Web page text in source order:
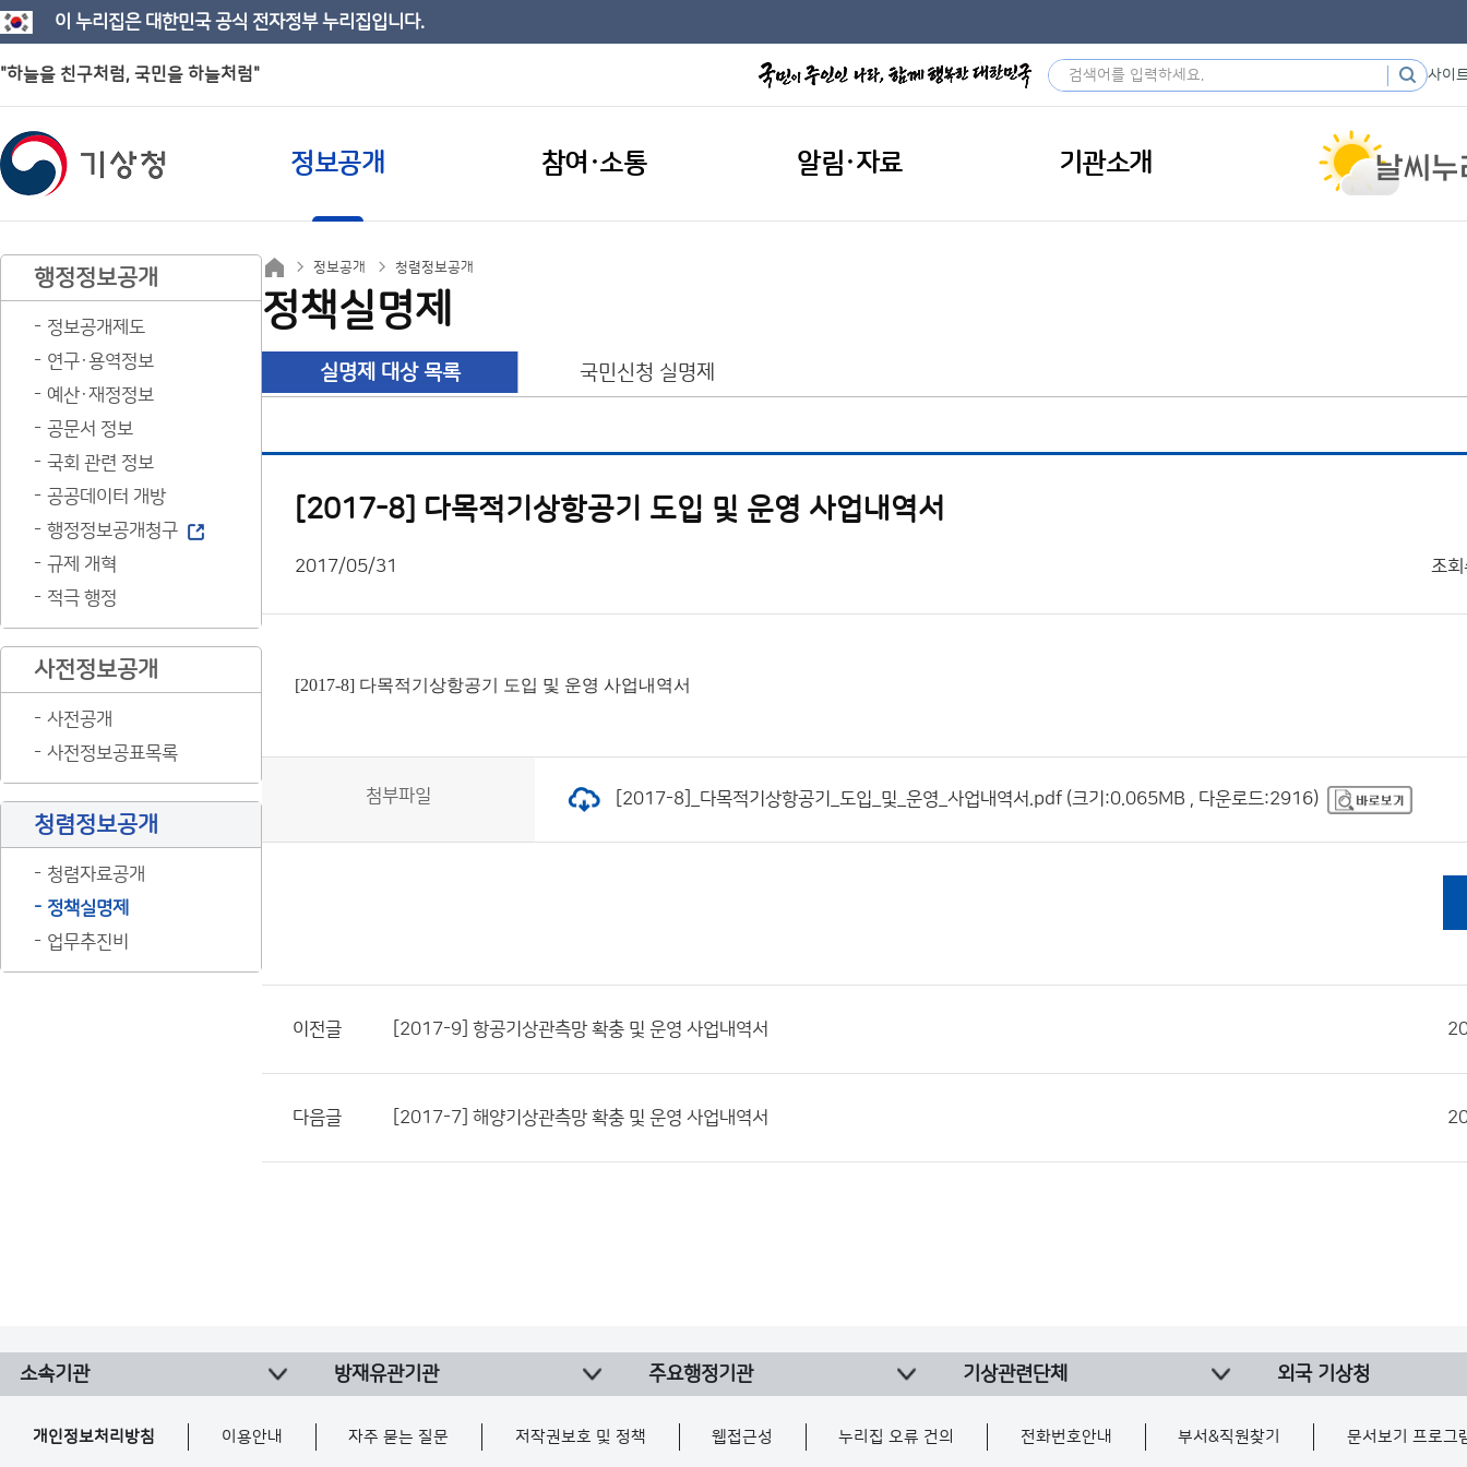
이 누리집은 대한민국 공식 전자정부 누리집입니다.
"하늘을 친구처럼, 국민을 하늘처럼" 사이
정보공개 참여·소통 알림·자료 기관소개
행정정보공개
정보공개제도
연구·용역정보
예산·재정정보
공문서 정보
국회 관련 정보
공공데이터 개방
행정정보공개청구
규제 개혁
적극 행정
사전정보공개
사전공개
사전정보공표목록
청렴정보공개
청렴자료공개
정책실명제
업무추진비
정보공개 청렴정보공개
정책실명제
실명제 대상 목록 국민신청 실명제
[2017-8] 다목적기상항공기 도입 및 운영 사업내역서
2017/05/31 조회
[2017-8] 다목적기상항공기 도입 및 운영 사업내역서
첨부파일 [2017-8]_다목적기상항공기_도입_및_운영_사업내역서.pdf (크기:0.065MB , 다운로드:2916)
이전글 [2017-9] 항공기상관측망 확충 및 운영 사업내역서
다음글 [2017-7] 해양기상관측망 확충 및 운영 사업내역서
소속기관 방재유관기관 주요행정기관 기상관련단체 외국 기상청
개인정보처리방침 이용안내 자주 묻는 질문 저작권보호 및 정책 웹접근성 누리집 오류 건의 전화번호안내 부서&직원찾기 문서보기 프로그